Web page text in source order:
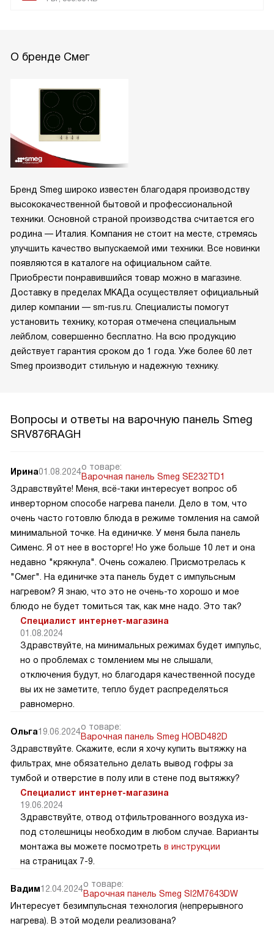
О бренде Смег
Бренд Smeg широко известен благодаря производству
высококачественной бытовой и профессиональной
техники. Основной страной производства считается его
родина — Италия. Компания не стоит на месте, стремясь
улучшить качество выпускаемой ими техники. Все новинки
появляются в каталоге на официальном сайте.
Приобрести понравившийся товар можно в магазине.
Доставку в пределах МКАДа осуществляет официальный
дилер компании — sm-rus.ru. Специалисты помогут
установить технику, которая отмечена специальным
лейблом, совершенно бесплатно. На всю продукцию
действует гарантия сроком до 1 года. Уже более 60 лет
Smeg производит стильную и надежную технику.
Вопросы и ответы на варочную панель Smeg
SRV876RAGH
Ирина01.08.2024о товаре:
Варочная панель Smeg SE232TD1
Здравствуйте! Меня, всё-таки интересует вопрос об
инверторном способе нагрева панели. Дело в том, что
очень часто готовлю блюда в режиме томления на самой
минимальной точке. На единичке. У меня была панель
Сименс. Я от нее в восторге! Но уже больше 10 лет и она
недавно "крякнула". Очень сожалею. Присмотрелась к
"Смег". На единичке эта панель будет с импульсным
нагревом? Я знаю, что это не очень-то хорошо и мое
блюдо не будет томиться так, как мне надо. Это так?
Специалист интернет-магазина
01.08.2024
Здравствуйте, на минимальных режимах будет импульс,
но о проблемах с томлением мы не слышали,
отключения будут, но благодаря качественной посуде
вы их не заметите, тепло будет распределяться
равномерно.
Ольга19.06.2024о товаре:
Варочная панель Smeg HOBD482D
Здравствуйте. Скажите, если я хочу купить вытяжку на
фильтрах, мне обязательно делать вывод гофры за
тумбой и отверстие в полу или в стене под вытяжку?
Специалист интернет-магазина
19.06.2024
Здравствуйте, отвод отфильтрованного воздуха из-
под столешницы необходим в любом случае. Варианты
монтажа вы можете посмотреть в инструкции
на страницах 7-9.
Вадим12.04.2024о товаре:
Варочная панель Smeg SI2M7643DW
Интересует безимпульсная технология (непрерывного
нагрева). В этой модели реализована?